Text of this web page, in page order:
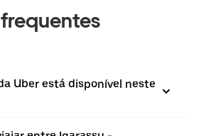
Uber está disponível neste